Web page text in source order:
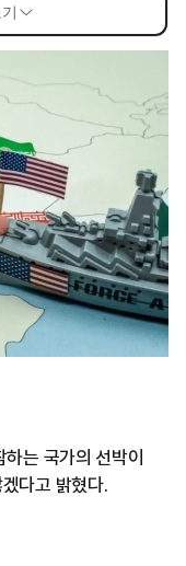
는 국가의 선박이
다고 밝혔다.